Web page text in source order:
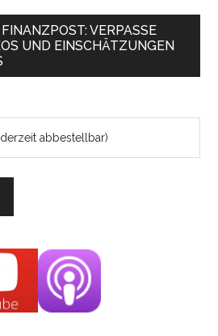
VERPASSE
UND EINSCHÄTZUNGEN